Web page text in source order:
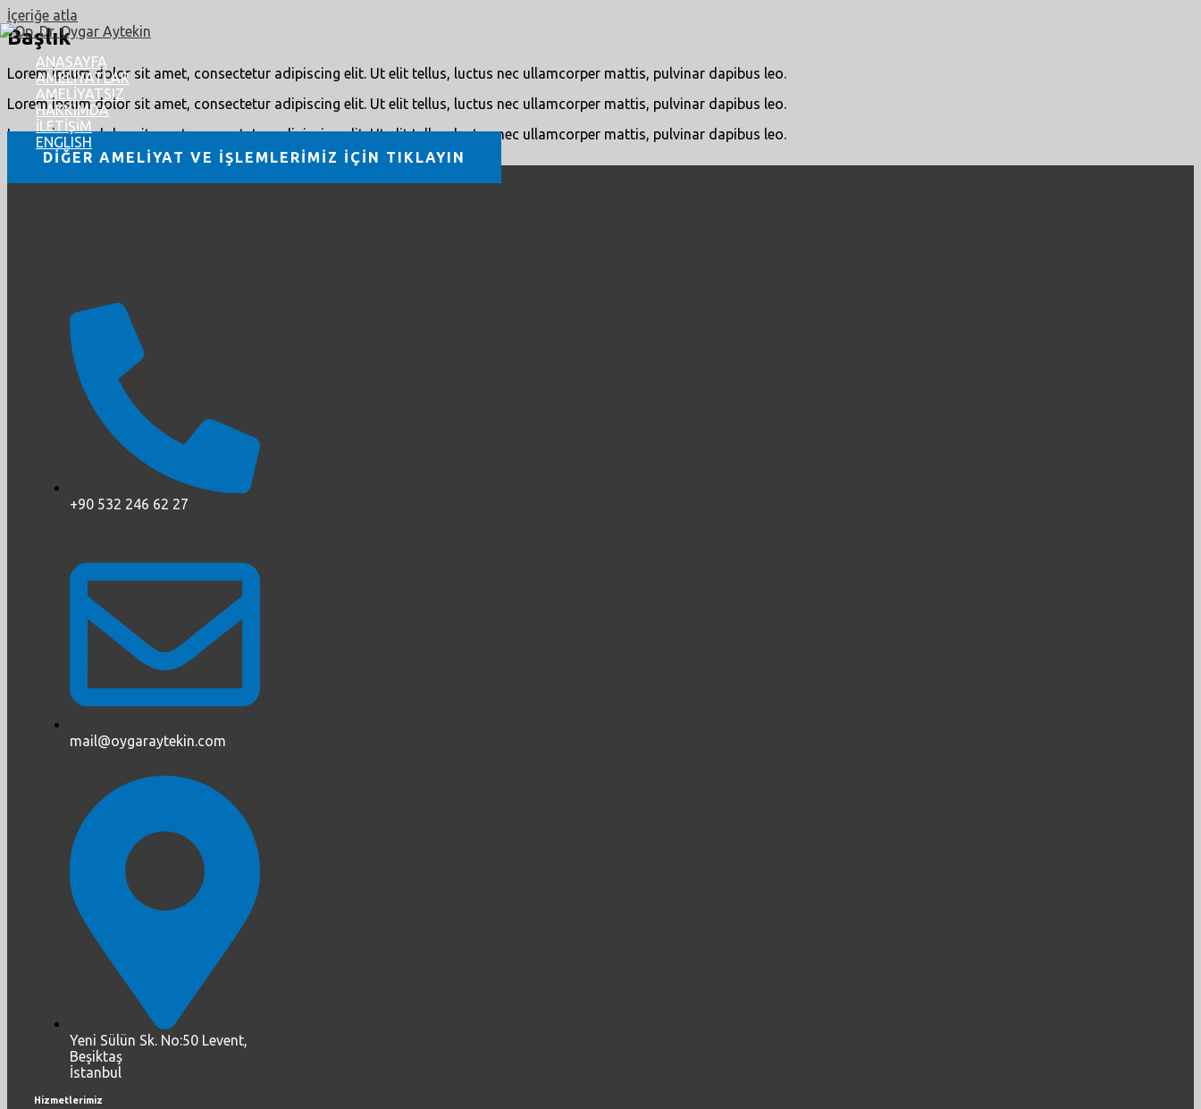
İçeriğe atla
ANASAYFA
AMELİYATLAR
AMELİYATSIZ
HAKKIMDA
İLETİŞİM
ENGLISH
Başlık
Lorem ipsum dolor sit amet, consectetur adipiscing elit. Ut elit tellus, luctus nec ullamcorper mattis, pulvinar dapibus leo.
Lorem ipsum dolor sit amet, consectetur adipiscing elit. Ut elit tellus, luctus nec ullamcorper mattis, pulvinar dapibus leo.
Lorem ipsum dolor sit amet, consectetur adipiscing elit. Ut elit tellus, luctus nec ullamcorper mattis, pulvinar dapibus leo.
DİĞER AMELİYAT VE İŞLEMLERİMİZ İÇİN TIKLAYIN
+90 532 246 62 27
mail@oygaraytekin.com
Yeni Sülün Sk. No:50 Levent,
Beşiktaş
İstanbul
Hizmetlerimiz